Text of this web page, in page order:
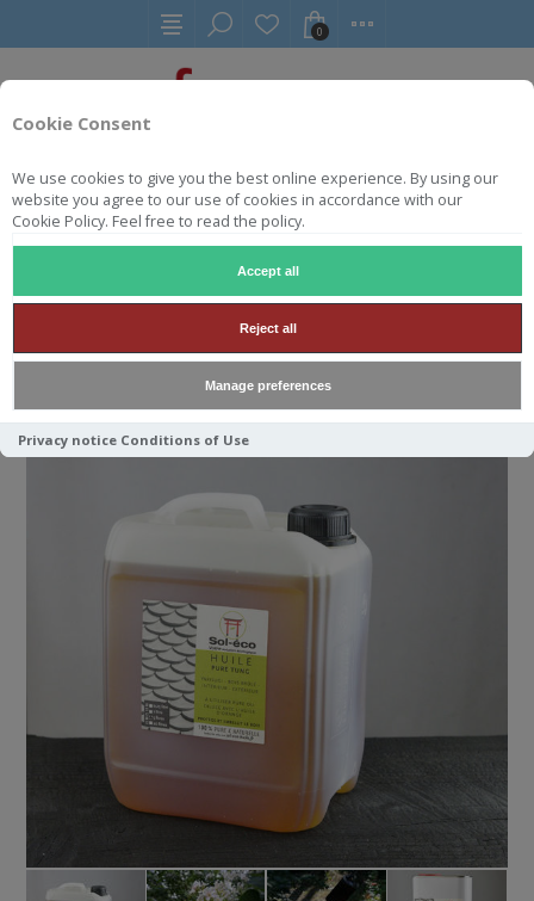
Cookie Consent
We use cookies to give you the best online experience. By using our
website you agree to our use of cookies in accordance with our
Cookie Policy. Feel free to read the policy.
Accept all
Reject all
Manage preferences
Privacy notice Conditions of Use
0
YAKISUGI YAKISUGI TUNG OLIE (PUUR)
YAKISUGI TUNG OLIE (PUUR)